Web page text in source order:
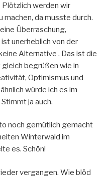
Plötzlich werden wir
machen, da musste durch.
Überraschung,
unerheblich von der
Alternative . Das ist die
begrüßen wie in
Optimismus und
würde ich es im
ja auch.
noch gemütlich gemacht
Winterwald im
es. Schön!
vergangen. Wie blöd